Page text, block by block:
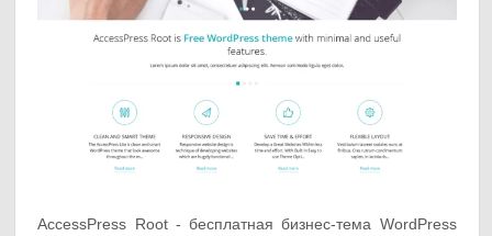
AccessPress Root - бесплатная бизнес-тема WordPress